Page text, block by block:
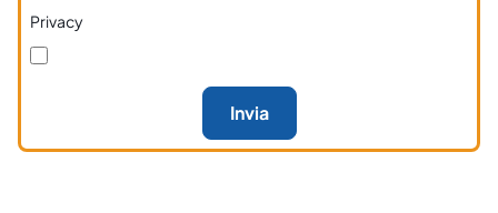
Privacy
Invia